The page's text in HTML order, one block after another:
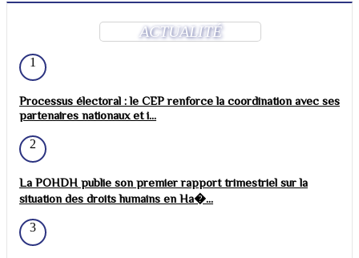
ACTUALITÉ
1
Processus électoral : le CEP renforce la coordination avec ses
partenaires nationaux et i...
2
La POHDH publie son premier rapport trimestriel sur la
situation des droits humains en Ha�...
3